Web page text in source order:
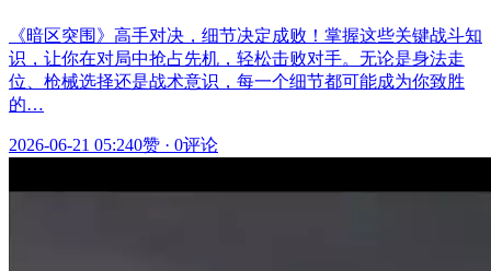
《暗区突围》高手对决，细节决定成败！掌握这些关键战斗知
识，让你在对局中抢占先机，轻松击败对手。无论是身法走
位、枪械选择还是战术意识，每一个细节都可能成为你致胜
的…
2026-06-21 05:240赞 · 0评论